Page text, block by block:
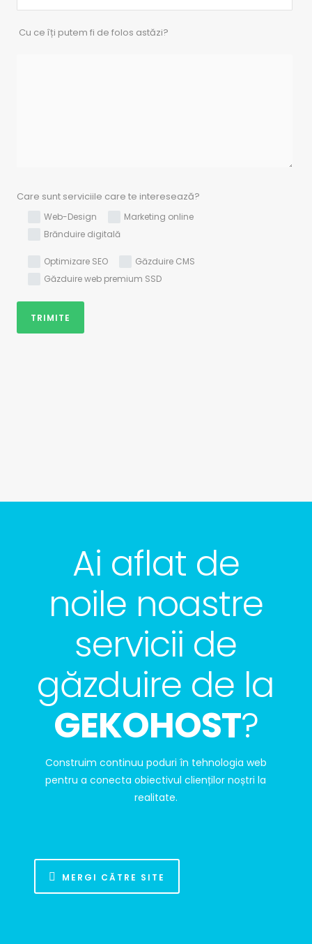
Cu ce îți putem fi de folos astăzi?
Care sunt serviciile care te interesează?
Web-Design
Marketing online
Brănduire digitală
Optimizare SEO
Găzduire CMS
Găzduire web premium SSD
Ai aflat de
noile noastre
servicii de
găzduire de la
GEKOHOST?
Construim continuu poduri în tehnologia web
pentru a conecta obiectivul clienților noștri la
realitate.
MERGI CĂTRE SITE